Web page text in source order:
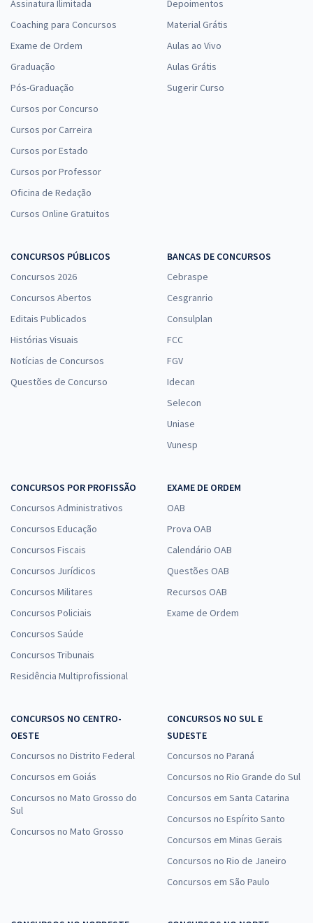
Assinatura Ilimitada
Coaching para Concursos
Exame de Ordem
Graduação
Pós-Graduação
Cursos por Concurso
Cursos por Carreira
Cursos por Estado
Cursos por Professor
Oficina de Redação
Cursos Online Gratuitos
Depoimentos
Material Grátis
Aulas ao Vivo
Aulas Grátis
Sugerir Curso
CONCURSOS PÚBLICOS
Concursos 2026
Concursos Abertos
Editais Publicados
Histórias Visuais
Notícias de Concursos
Questões de Concurso
BANCAS DE CONCURSOS
Cebraspe
Cesgranrio
Consulplan
FCC
FGV
Idecan
Selecon
Uniase
Vunesp
CONCURSOS POR PROFISSÃO
Concursos Administrativos
Concursos Educação
Concursos Fiscais
Concursos Jurídicos
Concursos Militares
Concursos Policiais
Concursos Saúde
Concursos Tribunais
Residência Multiprofissional
EXAME DE ORDEM
OAB
Prova OAB
Calendário OAB
Questões OAB
Recursos OAB
Exame de Ordem
CONCURSOS NO CENTRO-
OESTE
Concursos no Distrito Federal
Concursos em Goiás
Concursos no Mato Grosso do
Sul
Concursos no Mato Grosso
CONCURSOS NO SUL E
SUDESTE
Concursos no Paraná
Concursos no Rio Grande do Sul
Concursos em Santa Catarina
Concursos no Espírito Santo
Concursos em Minas Gerais
Concursos no Rio de Janeiro
Concursos em São Paulo